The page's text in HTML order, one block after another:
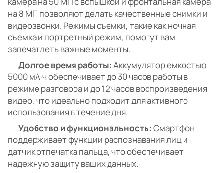
на 8 МП позволяют делать качественные снимки и
видеозвонки. Режимы съемки, такие как ночная
съемка и портретный режим, помогут вам
запечатлеть важные моменты.
Долгое время работы: Аккумулятор емкостью
5000 мА·ч обеспечивает до 30 часов работы в
режиме разговора и до 12 часов воспроизведения
видео, что идеально подходит для активного
использования в течение дня.
Удобство и функциональность: Смартфон
поддерживает функции распознавания лиц и
датчик отпечатка пальца, что обеспечивает
надежную защиту ваших данных.